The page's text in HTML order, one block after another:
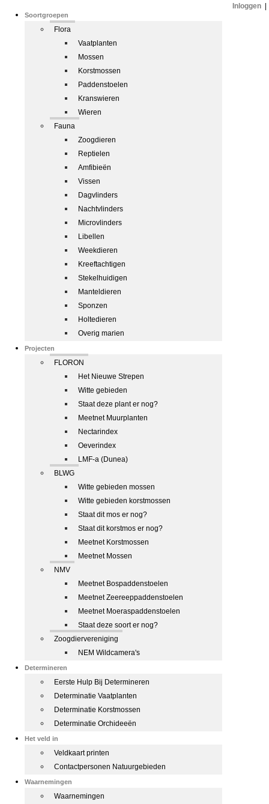
Soortgroepen
Flora
Vaatplanten
Mossen
Korstmossen
Paddenstoelen
Kranswieren
Wieren
Fauna
Zoogdieren
Reptielen
Amfibieën
Vissen
Dagvlinders
Nachtvlinders
Microvlinders
Libellen
Weekdieren
Kreeftachtigen
Stekelhuidigen
Manteldieren
Sponzen
Holtedieren
Overig marien
Projecten
FLORON
Het Nieuwe Strepen
Witte gebieden
Staat deze plant er nog?
Meetnet Muurplanten
Nectarindex
Oeverindex
LMF-a (Dunea)
BLWG
Witte gebieden mossen
Witte gebieden korstmossen
Staat dit mos er nog?
Staat dit korstmos er nog?
Meetnet Korstmossen
Meetnet Mossen
NMV
Meetnet Bospaddenstoelen
Meetnet Zeereeppaddenstoelen
Meetnet Moeraspaddenstoelen
Staat deze soort er nog?
Zoogdiervereniging
NEM Wildcamera's
Determineren
Eerste Hulp Bij Determineren
Determinatie Vaatplanten
Determinatie Korstmossen
Determinatie Orchideeën
Het veld in
Veldkaart printen
Contactpersonen Natuurgebieden
Waarnemingen
Waarnemingen
Inloggen